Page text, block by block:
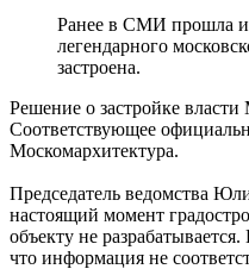
Ранее в СМИ прошла
легендарного
застроена.
Решение о застройке
Соответствующее
Москомархитектура.
Председатель ведомства
настоящий момент
объекту не
что информация не